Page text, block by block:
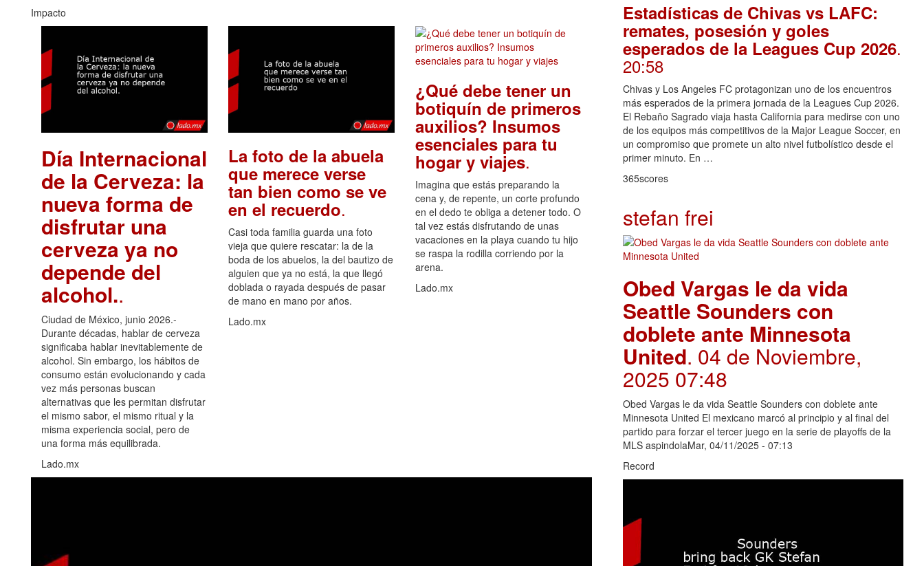
Impacto
Día Internacional
de la Cerveza: la
nueva forma de
disfrutar una
cerveza ya no
depende del
alcohol..
Ciudad de México, junio 2026.-
Durante décadas, hablar de cerveza
significaba hablar inevitablemente de
alcohol. Sin embargo, los hábitos de
consumo están evolucionando y cada
vez más personas buscan
alternativas que les permitan disfrutar
el mismo sabor, el mismo ritual y la
misma experiencia social, pero de
una forma más equilibrada.
Lado.mx
La foto de la abuela
que merece verse
tan bien como se ve
en el recuerdo.
Casi toda familia guarda una foto
vieja que quiere rescatar: la de la
boda de los abuelos, la del bautizo de
alguien que ya no está, la que llegó
doblada o rayada después de pasar
de mano en mano por años.
Lado.mx
¿Qué debe tener un
botiquín de primeros
auxilios? Insumos
esenciales para tu
hogar y viajes.
Imagina que estás preparando la
cena y, de repente, un corte profundo
en el dedo te obliga a detener todo. O
tal vez estás disfrutando de unas
vacaciones en la playa cuando tu hijo
se raspa la rodilla corriendo por la
arena.
Lado.mx
Estadísticas de Chivas vs LAFC:
remates, posesión y goles
esperados de la Leagues Cup 2026.
20:58
Chivas y Los Angeles FC protagonizan uno de los encuentros
más esperados de la primera jornada de la Leagues Cup 2026.
El Rebaño Sagrado viaja hasta California para medirse con uno
de los equipos más competitivos de la Major League Soccer, en
un compromiso que promete un alto nivel futbolístico desde el
primer minuto. En …
365scores
stefan frei
Obed Vargas le da vida
Seattle Sounders con
doblete ante Minnesota
United. 04 de Noviembre,
2025 07:48
Obed Vargas le da vida Seattle Sounders con doblete ante
Minnesota United El mexicano marcó al principio y al final del
partido para forzar el tercer juego en la serie de playoffs de la
MLS aspindolaMar, 04/11/2025 - 07:13
Record